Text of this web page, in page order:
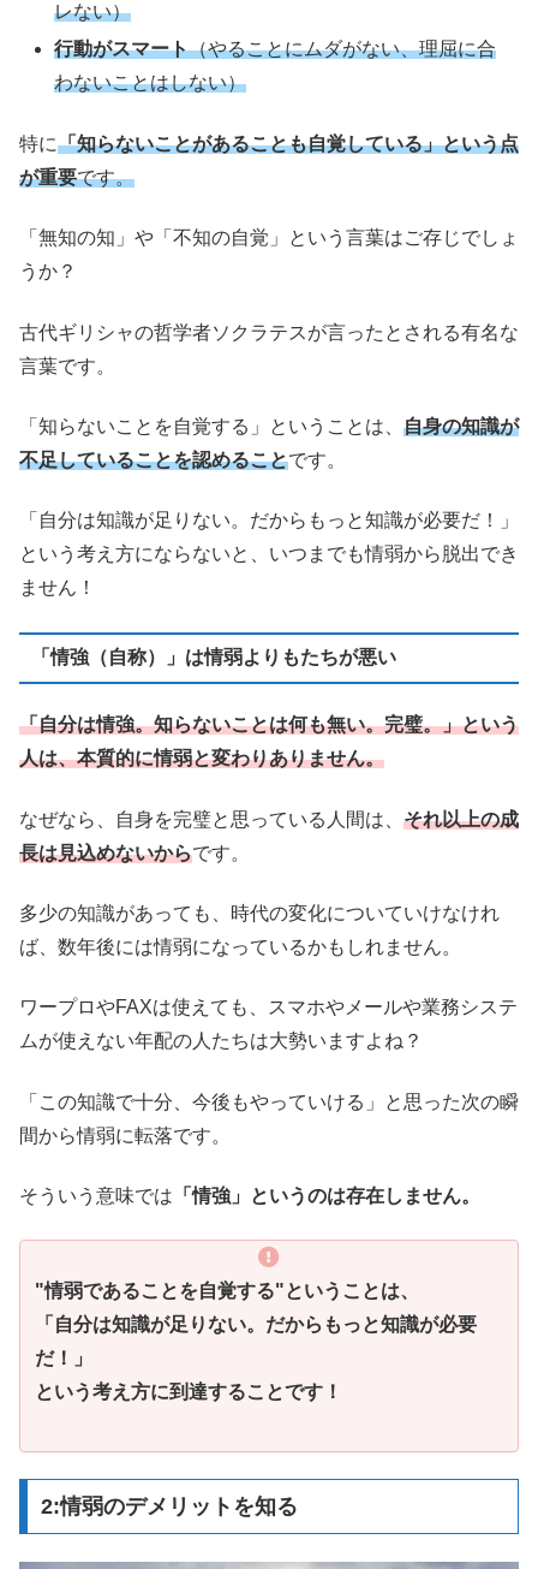
レない）
行動がスマート（やることにムダがない、理屈に合
わないことはしない）
特に「知らないことがあることも自覚している」という点
が重要です。
「無知の知」や「不知の自覚」という言葉はご存じでしょ
うか？
古代ギリシャの哲学者ソクラテスが言ったとされる有名な
言葉です。
「知らないことを自覚する」ということは、 自身の知識が
不足していることを認めることです。
「自分は知識が足りない。だからもっと知識が必要だ！」
という考え方にならないと、いつまでも情弱から脱出でき
ません！
「情強（自称）」は情弱よりもたちが悪い
「自分は情強。知らないことは何も無い。完璧。」という
人は、本質的に情弱と変わりありません。
なぜなら、自身を完璧と思っている人間は、 それ以上の成
長は見込めないからです。
多少の知識があっても、時代の変化についていけなけれ
ば、数年後には情弱になっているかもしれません。
ワープロやFAXは使えても、スマホやメールや業務システ
ムが使えない年配の人たちは大勢いますよね？
「この知識で十分、今後もやっていける」と思った次の瞬
間から情弱に転落です。
そういう意味では 「情強」というのは存在しません。
"情弱であることを自覚する"ということは、
「自分は知識が足りない。だからもっと知識が必要
だ！」
という考え方に到達することです！
2:情弱のデメリットを知る